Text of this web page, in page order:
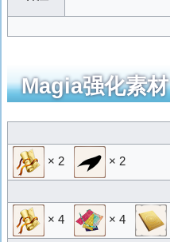
Magia强化素材
× 2 × 2
× 4 × 4